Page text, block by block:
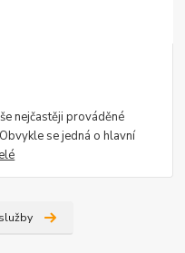
nejčastěji prováděné
se jedná o hlavní